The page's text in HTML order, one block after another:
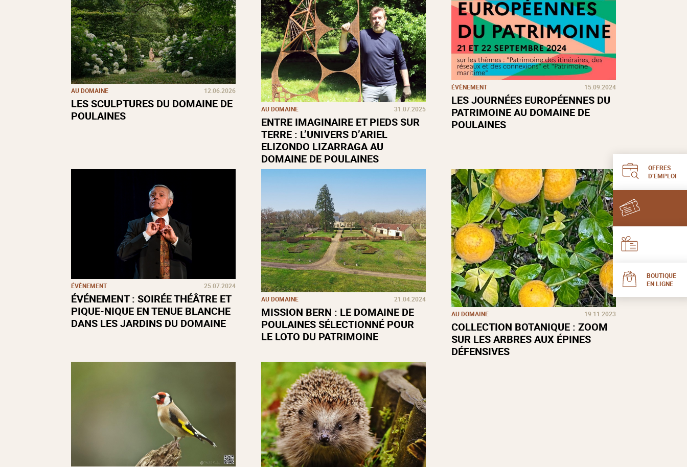
OFFRES
D’EMPLOI
BOUTIQUE
EN LIGNE
AU DOMAINE 12.06.2026
LES SCULPTURES DU DOMAINE DE
POULAINES
AU DOMAINE 31.07.2025
ENTRE IMAGINAIRE ET PIEDS SUR
TERRE : L’UNIVERS D’ARIEL
ELIZONDO LIZARRAGA AU
DOMAINE DE POULAINES
ÉVÈNEMENT 15.09.2024
LES JOURNÉES EUROPÉENNES DU
PATRIMOINE AU DOMAINE DE
POULAINES
ÉVÈNEMENT 25.07.2024
ÉVÉNEMENT : SOIRÉE THÉÂTRE ET
PIQUE-NIQUE EN TENUE BLANCHE
DANS LES JARDINS DU DOMAINE
AU DOMAINE 21.04.2024
MISSION BERN : LE DOMAINE DE
POULAINES SÉLECTIONNÉ POUR
LE LOTO DU PATRIMOINE
AU DOMAINE 19.11.2023
COLLECTION BOTANIQUE : ZOOM
SUR LES ARBRES AUX ÉPINES
DÉFENSIVES